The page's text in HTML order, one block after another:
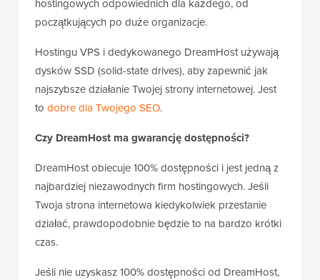
początkujących po duże organizacje.
Hostingu VPS i dedykowanego DreamHost używają
dysków SSD (solid-state drives), aby zapewnić jak
najszybsze działanie Twojej strony internetowej. Jest
to dobre dla Twojego SEO.
Czy DreamHost ma gwarancję dostępności?
DreamHost obiecuje 100% dostępności i jest jedną z
najbardziej niezawodnych firm hostingowych. Jeśli
Twoja strona internetowa kiedykolwiek przestanie
działać, prawdopodobnie będzie to na bardzo krótki
czas.
Jeśli nie uzyskasz 100% dostępności od DreamHost,